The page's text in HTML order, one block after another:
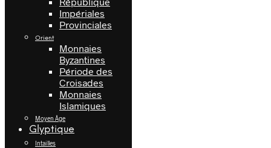
Impériales
Provinciales
Orient
Monnaies
Byzantines
Période des
Croisades
Monnaies
Islamiques
Moyen Âge
Glyptique
Intailles